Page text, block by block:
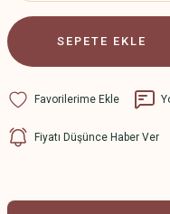
SEPETE EKLE
Fiyatı Düşünce Haber Ver